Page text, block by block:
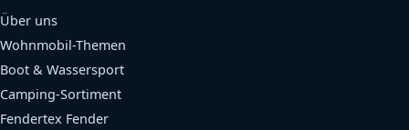
Über uns
Wohnmobil-Themen
Boot & Wassersport
Camping-Sortiment
Fendertex Fender